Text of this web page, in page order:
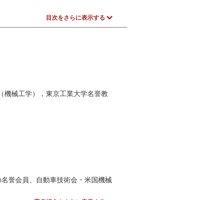
目次をさらに表示する
械工学），東京工業大学名誉教
誉会員、自動車技術会・米国機械